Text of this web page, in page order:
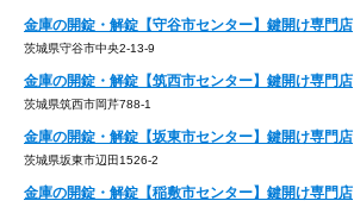
金庫の開錠・解錠【守谷市センター】鍵開け専門店
茨城県守谷市中央2-13-9
金庫の開錠・解錠【筑西市センター】鍵開け専門店
茨城県筑西市岡芹788-1
金庫の開錠・解錠【坂東市センター】鍵開け専門店
茨城県坂東市辺田1526-2
金庫の開錠・解錠【稲敷市センター】鍵開け専門店